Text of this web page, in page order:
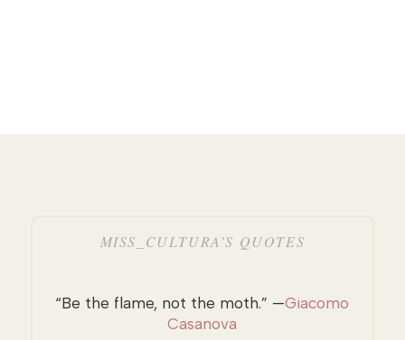
MISS_CULTURA’S QUOTES
“Be the flame, not the moth.” —Giacomo
Casanova